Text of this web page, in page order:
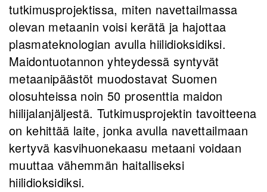
tutkimusprojektissa, miten navettailmassa
olevan metaanin voisi kerätä ja hajottaa
plasmateknologian avulla hiilidioksidiksi.
Maidontuotannon yhteydessä syntyvät
metaanipäästöt muodostavat Suomen
olosuhteissa noin 50 prosenttia maidon
hiilijalanjäljestä. Tutkimusprojektin tavoitteena
on kehittää laite, jonka avulla navettailmaan
kertyvä kasvihuonekaasu metaani voidaan
muuttaa vähemmän haitalliseksi
hiilidioksidiksi.